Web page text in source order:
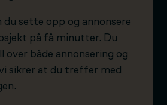
du sette opp og annonsere
på få minutter. Du
både annonsering og
sikrer at du treffer med